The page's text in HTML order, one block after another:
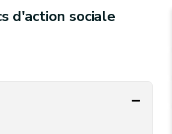
d'action sociale